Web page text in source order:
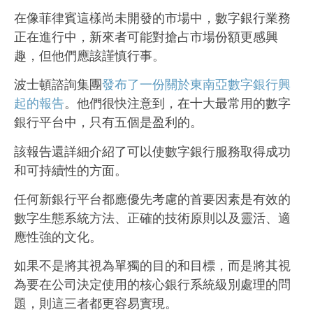
在像菲律賓這樣尚未開發的市場中，數字銀行業務
正在進行中，新來者可能對搶占市場份額更感興
趣，但他們應該謹慎行事。
波士頓諮詢集團發布了一份關於東南亞數字銀行興
起的報告。他們很快注意到，在十大最常用的數字
銀行平台中，只有五個是盈利的。
該報告還詳細介紹了可以使數字銀行服務取得成功
和可持續性的方面。
任何新銀行平台都應優先考慮的首要因素是有效的
數字生態系統方法、正確的技術原則以及靈活、適
應性強的文化。
如果不是將其視為單獨的目的和目標，而是將其視
為要在公司決定使用的核心銀行系統級別處理的問
題，則這三者都更容易實現。